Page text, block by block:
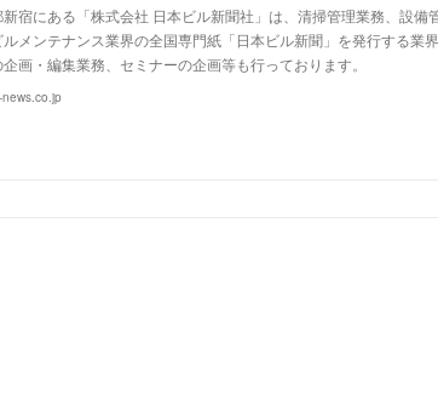
宿にある「株式会社 日本ビル新聞社」は、清掃管理業務、設備
ルメンテナンス業界の全国専門紙「日本ビル新聞」を発行する業
画・編集業務、セミナーの企画等も行っております。
news.co.jp